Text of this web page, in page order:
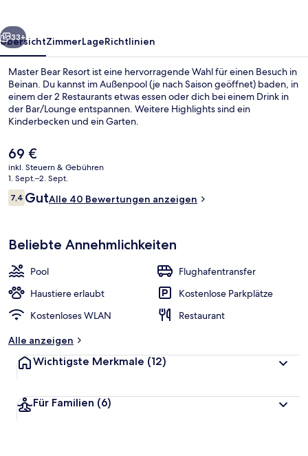
Weiter
33+
ÜbersichtZimmerLageRichtlinien
Master Bear Resort ist eine hervorragende Wahl für einen Besuch in
Beinan. Du kannst im Außenpool (je nach Saison geöffnet) baden, in
einem der 2 Restaurants etwas essen oder dich bei einem Drink in
der Bar/Lounge entspannen. Weitere Highlights sind ein
Kinderbecken und ein Garten.
Der
aktuelle
Preis
beträgt
69 €.
69 €
inkl. Steuern & Gebühren
1. Sept.–2. Sept.
Bewertungen
7,47,4 von 10.
GutAlle 40 Bewertungen anzeigen
Beliebte Annehmlichkeiten
Pool
Flughafentransfer
Haustiere erlaubt
Kostenlose Parkplätze
Kostenloses WLAN
Restaurant
Alle anzeigen
Wichtigste Merkmale (12)
Für Familien (6)